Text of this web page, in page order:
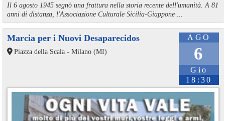
Il 6 agosto 1945 segnò una frattura nella storia recente dell'umanità. A 81
anni di distanza, l'Associazione Culturale Sicilia-Giappone ...
AGO
6
Gio
18:30
Marcia per i Nuovi Desaparecidos
Piazza della Scala - Milano (MI)